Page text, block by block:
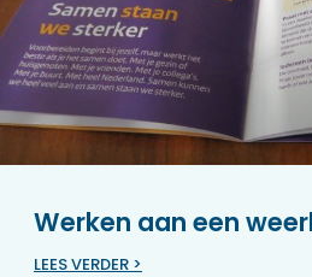
Werken aan een
LEES VERDER >